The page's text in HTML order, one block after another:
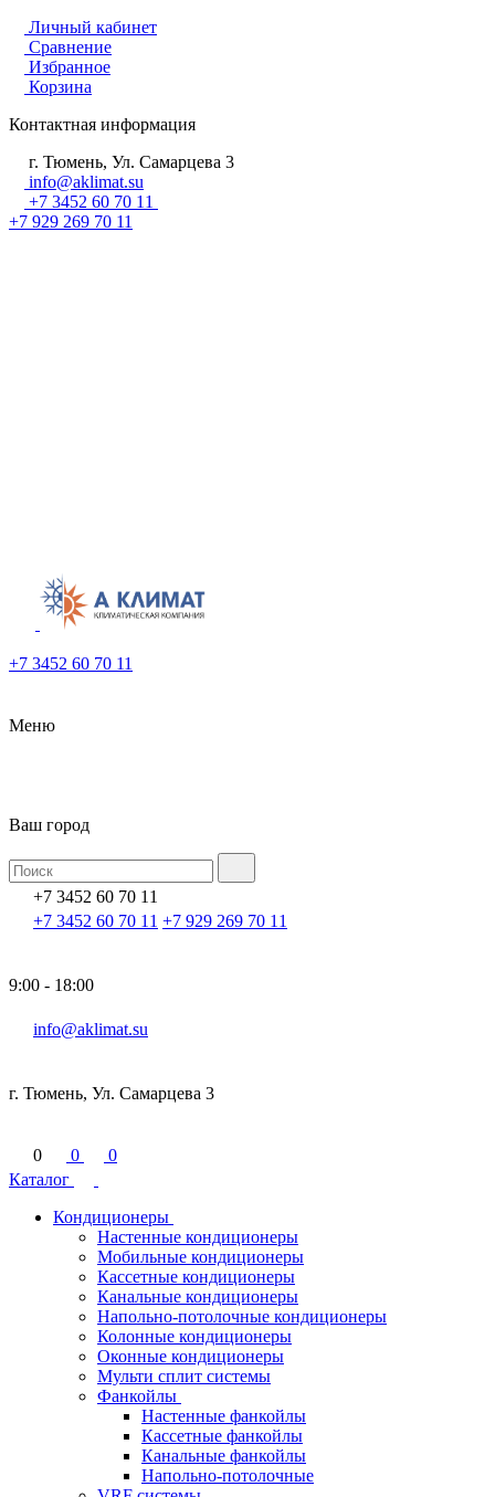
Личный кабинет
Сравнение
Избранное
Корзина
Контактная информация
г. Тюмень, Ул. Самарцева 3
info@aklimat.su
+7 3452 60 70 11
+7 929 269 70 11
+7 3452 60 70 11
Меню
Ваш город
+7 3452 60 70 11
+7 3452 60 70 11 +7 929 269 70 11
9:00 - 18:00
info@aklimat.su
г. Тюмень, Ул. Самарцева 3
0 0
0
Каталог
Кондиционеры
Настенные кондиционеры
Мобильные кондиционеры
Кассетные кондиционеры
Канальные кондиционеры
Напольно-потолочные кондиционеры
Колонные кондиционеры
Оконные кондиционеры
Мульти сплит системы
Фанкойлы
Настенные фанкойлы
Кассетные фанкойлы
Канальные фанкойлы
Напольно-потолочные